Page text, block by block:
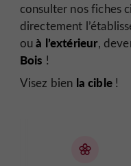
consulter nos fiches
directement
ouà l’extérieur,
Bois !
Visez bien la cible !